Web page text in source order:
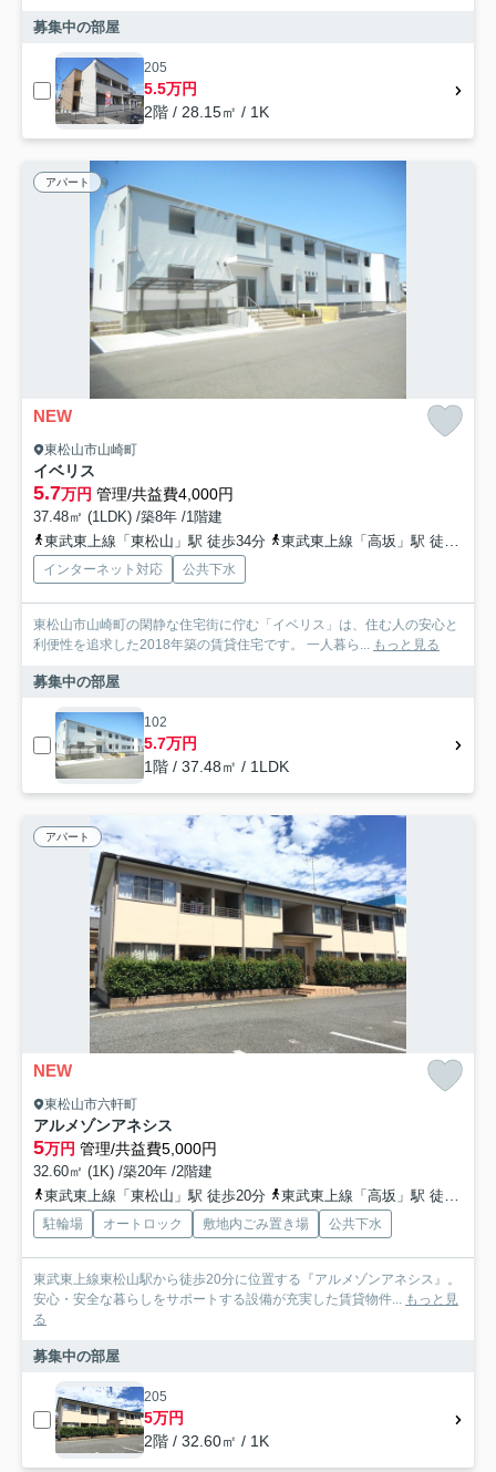
募集中の部屋
205
5.5万円
2階 / 28.15㎡ / 1K
アパート
NEW
東松山市山崎町
イベリス
5.7万円 管理/共益費4,000円
37.48㎡ (1LDK) /築8年 /1階建
東武東上線「東松山」駅 徒歩34分
東武東上線「高坂」駅 徒歩58分
インターネット対応 公共下水
東松山市山崎町の閑静な住宅街に佇む「イベリス」は、住む人の安心と
利便性を追求した2018年築の賃貸住宅です。 一人暮ら... もっと見る
募集中の部屋
102
5.7万円
1階 / 37.48㎡ / 1LDK
アパート
NEW
東松山市六軒町
アルメゾンアネシス
5万円 管理/共益費5,000円
32.60㎡ (1K) /築20年 /2階建
東武東上線「東松山」駅 徒歩20分
東武東上線「高坂」駅 徒歩60分
駐輪場 オートロック 敷地内ごみ置き場 公共下水
東武東上線東松山駅から徒歩20分に位置する『アルメゾンアネシス』。
安心・安全な暮らしをサポートする設備が充実した賃貸物件... もっと見
る
募集中の部屋
205
5万円
2階 / 32.60㎡ / 1K